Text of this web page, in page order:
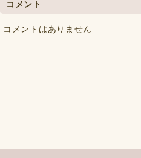
コメント
コメントはありません